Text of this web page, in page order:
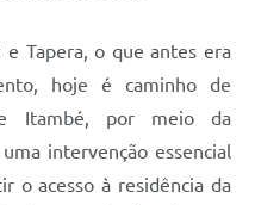
e Tapera, o que antes era
hoje é caminho de
Itambé, por meio da
intervenção essencial
o acesso à residência da